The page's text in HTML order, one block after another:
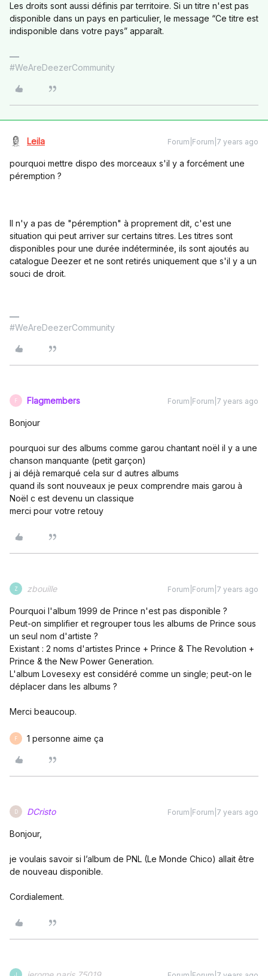
Les droits sont aussi définis par territoire. Si un titre n'est pas
disponible dans un pays en particulier, le message “Ce titre est
indisponible dans votre pays” apparaît.
#WeAreDeezerCommunity
Leila Forum|Forum|7 years ago
pourquoi mettre dispo des morceaux s'il y a forcément une
péremption ?
Il n'y a pas de "péremption" à proprement dit, c'est une
situation qui peut arriver sur certains titres. Les titres sont
disponibles pour une durée indéterminée, ils sont ajoutés au
catalogue Deezer et ne sont retirés uniquement que s'il y a un
souci de droit.
#WeAreDeezerCommunity
F Flagmembers Forum|Forum|7 years ago
Bonjour
pourquoi sur des albums comme garou chantant noël il y a une
chanson manquante (petit garçon)
j ai déjà remarqué cela sur d autres albums
quand ils sont nouveaux je peux comprendre mais garou à
Noël c est devenu un classique
merci pour votre retouy
Z zbouille Forum|Forum|7 years ago
Pourquoi l'album 1999 de Prince n'est pas disponible ?
Peut-on simplifier et regrouper tous les albums de Prince sous
un seul nom d'artiste ?
Existant : 2 noms d'artistes Prince + Prince & The Revolution +
Prince & the New Power Generation.
L'album Lovesexy est considéré comme un single; peut-on le
déplacer dans les albums ?
Merci beaucoup.
F 1 personne aime ça
D DCristo Forum|Forum|7 years ago
Bonjour,
je voulais savoir si l’album de PNL (Le Monde Chico) allait être
de nouveau disponible.
Cordialement.
J